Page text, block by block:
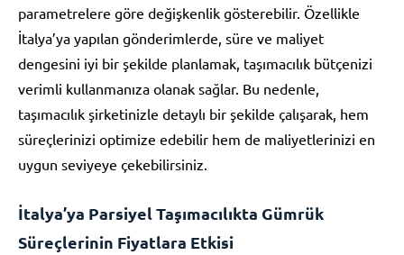
parametrelere göre değişkenlik gösterebilir. Özellikle
İtalya’ya yapılan gönderimlerde, süre ve maliyet
dengesini iyi bir şekilde planlamak, taşımacılık bütçenizi
verimli kullanmanıza olanak sağlar. Bu nedenle,
taşımacılık şirketinizle detaylı bir şekilde çalışarak, hem
süreçlerinizi optimize edebilir hem de maliyetlerinizi en
uygun seviyeye çekebilirsiniz.
İtalya’ya Parsiyel Taşımacılıkta Gümrük
Süreçlerinin Fiyatlara Etkisi